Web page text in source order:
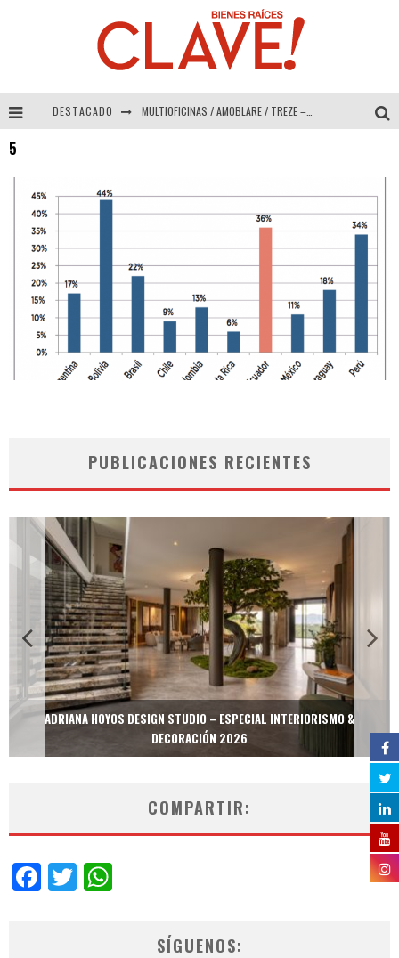
DESTACADO MULTIOFICINAS / AMOBLARE / TREZE – Especial Interiorismo & Decoración 2026
ADRIANA HOYOS DESIGN STUDIO – Especial Interiorismo & Decoración 2026
5
PUBLICACIONES RECIENTES
ADRIANA HOYOS DESIGN STUDIO – ESPECIAL INTERIORISMO &
DECORACIÓN 2026
COMPARTIR:
Facebook
Twitter
SÍGUENOS: